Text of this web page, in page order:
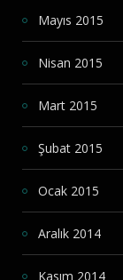
Mayıs 2015
Nisan 2015
Mart 2015
Şubat 2015
Ocak 2015
Aralık 2014
Kasım 2014